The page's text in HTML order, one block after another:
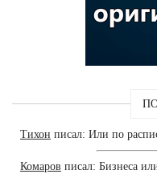
Тихон писал: Или по
Комаров писал: Бизнеса